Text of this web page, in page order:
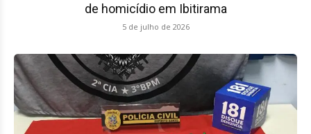
de homicídio em Ibitirama
5 de julho de 2026